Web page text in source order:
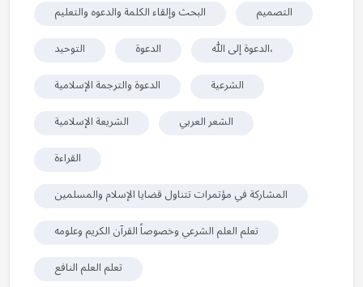
البحث وإلقاء الكلمة والدعوه والتعليم
التصميم
التوحيد
الدعوة
الدعوة إلى الله،
الدعوة والترجمة الإسلامية
الشرعية
الشريعة الإسلامية
الشعر العربي
القراءة
المشاركة في مؤتمرات تتناول قضايا الإسلام والمسلمين
تعلم العلم الشرعي وخصوصاً القرآن الكريم وعلومه
تعلم العلم النافع